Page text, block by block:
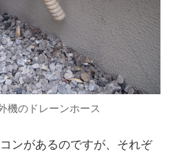
機のドレーンホース
ンがあるのですが、それぞ